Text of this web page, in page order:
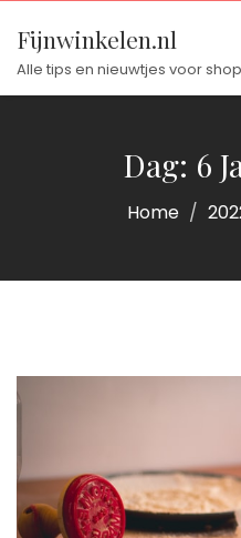
Fijnwinkelen.nl
Alle tips en nieuwtjes voor
Dag: 6
Home